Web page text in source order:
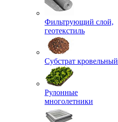
Фильтрующий слой,
геотекстиль
Субстрат кровельный
Рулонные
многолетники